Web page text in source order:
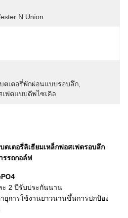
N Union
ตเตอรี่พักผ่อนแบบรอบลึก
เฟตแบบดีพไซเคิล
เตอรี่ลิเธียมเหล็กฟอสเฟตรอบลึก
รรถกอล์ฟ
ะ 2 ปีรับประกันนาน
ยุการใช้งานยาวนานขึ้นการปกป้อง